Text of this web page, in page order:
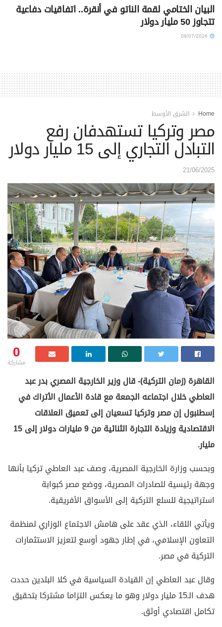
البيان الختامي لقمة الناتو في أنقرة.. اتفاقيات دفاعية
تتجاوز 50 مليار دولار
Home الشرق الأوسط
مصر وتركيا تستهدفان رفع
التبادل التجاري إلى 15 مليار دولار
21/06/2025
0
مشاركة
القاهرة (زمان التركية)- قال وزير الخارجية المصري بدر عبد
العاطي خلال اجتماعه الجمعة مع قادة الأعمال الأتراك في
إسطنبول إن مصر وتركيا تسعيان إلى تعميق العلاقات
الاقتصادية وزيادة التجارة الثنائية من 9 مليارات دولار إلى 15
مليار.
وبحسب وزارة الخارجية المصرية، وصف عبد العاطي تركيا بأنها
وجهة رئيسية للصادرات المصرية، ووضع مصر كبوابة
استراتيجية للسلع التركية إلى الأسواق الأفريقية.
ويأتي اللقاء، الذي عقد على هامش الاجتماع الوزاري لمنظمة
التعاون الإسلامي، في إطار جهود أوسع لتعزيز الاستثمارات
التركية في مصر.
وقال عبد العاطي إن القيادة السياسية في كلا البلدين حددت
هدف الـ15 مليار دولار وهو ما يعكس التزاما مشتركا بتحقيق
تكامل اقتصادي أوثق.